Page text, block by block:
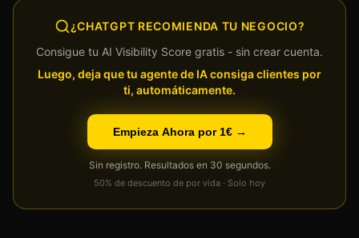
¿CHATGPT RECOMIENDA TU NEGOCIO?
Consigue tu AI Visibility Score gratis - sin crear cuenta.
Luego, deja que tu agente de IA consiga clientes por
ti, automáticamente.
Empieza Ahora por 1€ →
Sin registro. Resultados en 30 segundos.
50% de descuento de por vida · Solo hoy